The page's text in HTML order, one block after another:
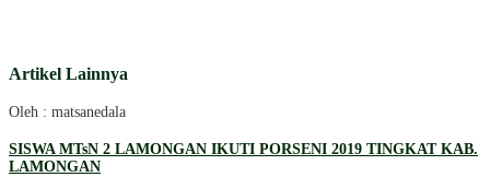
Artikel Lainnya
Oleh : matsanedala
SISWA MTsN 2 LAMONGAN IKUTI PORSENI 2019 TINGKAT KAB.
LAMONGAN